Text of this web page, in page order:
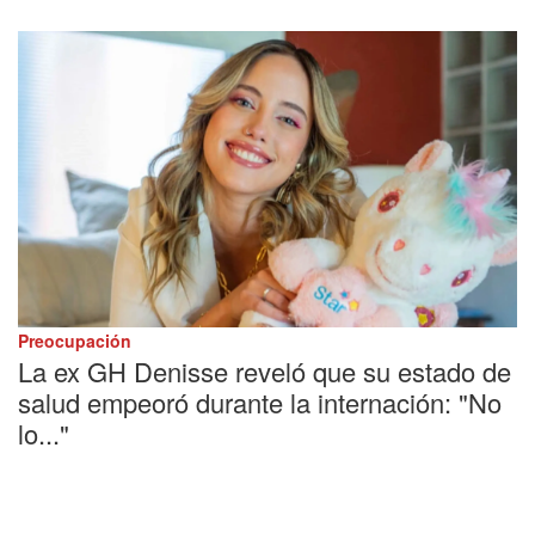
Preocupación
La ex GH Denisse reveló que su estado de
salud empeoró durante la internación: "No
lo..."